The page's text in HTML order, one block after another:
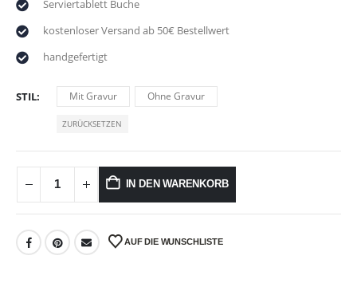
Serviertablett Buche
kostenloser Versand ab 50€ Bestellwert
handgefertigt
STIL Mit Gravur Ohne Gravur
ZURÜCKSETZEN
IN DEN WARENKORB
AUF DIE WUNSCHLISTE